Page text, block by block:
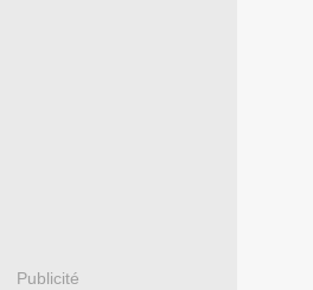
Publicité